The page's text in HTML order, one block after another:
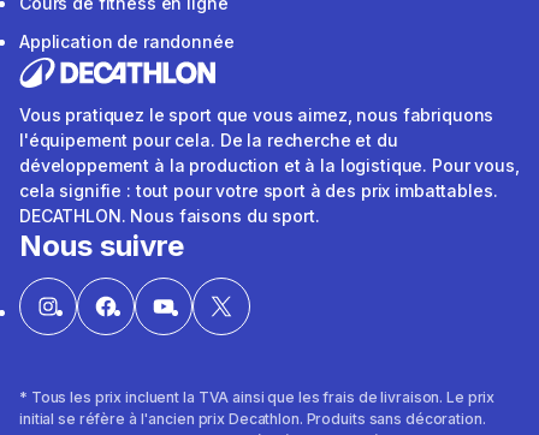
Application de randonnée
Vous pratiquez le sport que vous aimez, nous fabriquons
l'équipement pour cela. De la recherche et du
développement à la production et à la logistique. Pour vous,
cela signifie : tout pour votre sport à des prix imbattables.
DECATHLON. Nous faisons du sport.
Nous suivre
* Tous les prix incluent la TVA ainsi que les frais de livraison. Le prix
initial se réfère à l'ancien prix Decathlon. Produits sans décoration.